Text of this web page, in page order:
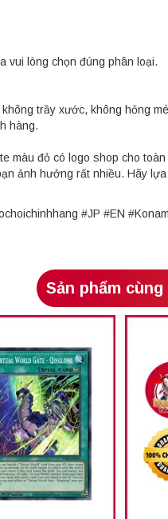
vui lòng chọn đúng phân loại.
trầy xước, không hỏng
hàng.
đỏ có logo shop cho
ảnh hưởng rất nhiều. Hãy
#JP #EN
Sản phẩm cùng